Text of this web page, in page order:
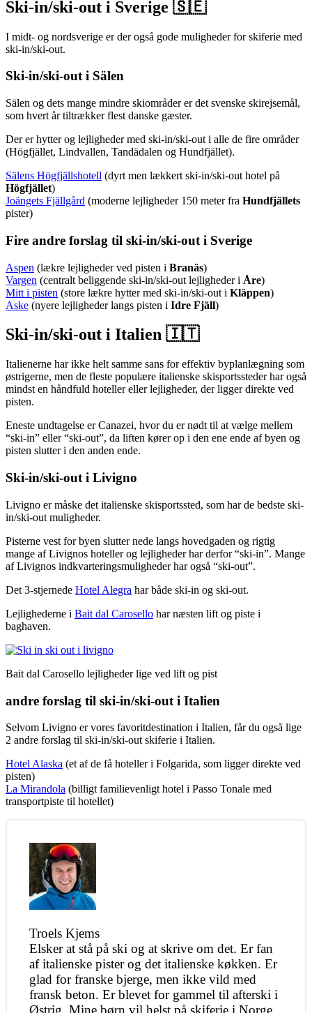
Ski-in/ski-out i Sverige 🇸🇪
I midt- og nordsverige er der også gode muligheder for skiferie med
ski-in/ski-out.
Ski-in/ski-out i Sälen
Sälen og dets mange mindre skiområder er det svenske skirejsemål,
som hvert år tiltrækker flest danske gæster.
Der er hytter og lejligheder med ski-in/ski-out i alle de fire områder
(Högfjället, Lindvallen, Tandädalen og Hundfjället).
Sälens Högfjällshotell (dyrt men lækkert ski-in/ski-out hotel på
Högfjället)
Joängets Fjällgård (moderne lejligheder 150 meter fra Hundfjällets
pister)
Fire andre forslag til ski-in/ski-out i Sverige
Aspen (lækre lejligheder ved pisten i Branäs)
Vargen (centralt beliggende ski-in/ski-out lejligheder i Åre)
Mitt i pisten (store lækre hytter med ski-in/ski-out i Kläppen)
Aske (nyere lejligheder langs pisten i Idre Fjäll)
Ski-in/ski-out i Italien 🇮🇹
Italienerne har ikke helt samme sans for effektiv byplanlægning som
østrigerne, men de fleste populære italienske skisportssteder har også
mindst en håndfuld hoteller eller lejligheder, der ligger direkte ved
pisten.
Eneste undtagelse er Canazei, hvor du er nødt til at vælge mellem
“ski-in” eller “ski-out”, da liften kører op i den ene ende af byen og
pisten slutter i den anden ende.
Ski-in/ski-out i Livigno
Livigno er måske det italienske skisportssted, som har de bedste ski-
in/ski-out muligheder.
Pisterne vest for byen slutter nede langs hovedgaden og rigtig
mange af Livignos hoteller og lejligheder har derfor “ski-in”. Mange
af Livignos indkvarteringsmuligheder har også “ski-out”.
Det 3-stjernede Hotel Alegra har både ski-in og ski-out.
Lejlighederne i Bait dal Carosello har næsten lift og piste i
baghaven.
Bait dal Carosello lejligheder lige ved lift og pist
andre forslag til ski-in/ski-out i Italien
Selvom Livigno er vores favoritdestination i Italien, får du også lige
2 andre forslag til ski-in/ski-out skiferie i Italien.
Hotel Alaska (et af de få hoteller i Folgarida, som ligger direkte ved
pisten)
La Mirandola (billigt familievenligt hotel i Passo Tonale med
transportpiste til hotellet)
Troels Kjems
Elsker at stå på ski og at skrive om det. Er fan
af italienske pister og det italienske køkken. Er
glad for franske bjerge, men ikke vild med
fransk beton. Er blevet for gammel til afterski i
Østrig. Mine børn vil helst på skiferie i Norge.